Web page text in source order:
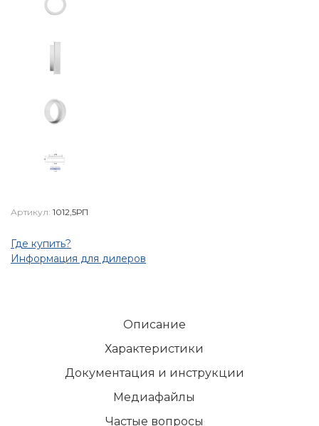
Артикул: 1012,5РП
Где купить?
Информация для дилеров
Описание
Характеристики
Документация и инструкции
Медиафайлы
Частые вопросы